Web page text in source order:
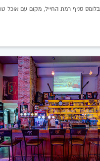
סניף רמת החייל, מקום עם אוכל טוב.